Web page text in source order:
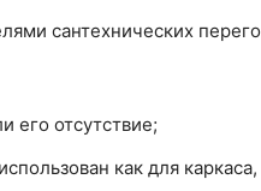
сантехнических
его отсутствие;
как для